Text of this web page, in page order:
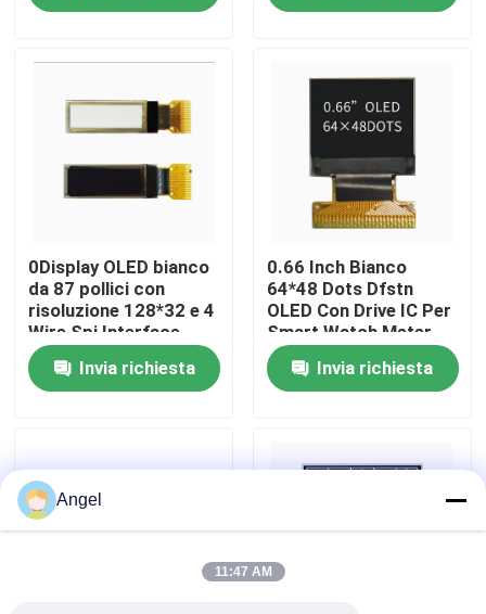
Video
Manifestazione di VR
Circa noi
Giro della fabbrica
Controllo di qualità
Contattici
Richieda una citazione
0Display OLED bianco
da 87 pollici con
risoluzione 128*32 e 4
Wire Spi Interface
Invia richiesta
0.66 Inch Bianco
64*48 Dots Dfstn
OLED Con Drive IC Per
Smart Watch Meter
Screen
Invia richiesta
Angel
11:47 AM